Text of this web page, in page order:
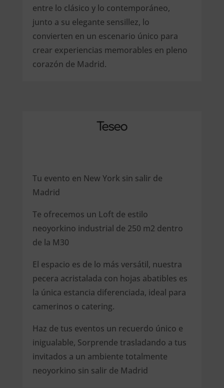
entre lo clásico y lo contemporáneo,
junto a su elegante sensillez, lo
convierten en un escenario único para
crear experiencias memorables en pleno
corazón de Madrid.
Teseo
Tu evento en New York sin salir de
Madrid
Te ofrecemos un Loft de estilo
neoyorkino industrial de 250 m2 dentro
de la M30
El espacio es de lo más versátil, nuestra
pecera acristalada con hojas abatibles es
la única estancia diferenciada, ideal para
camerinos o catering.
Haz de tus eventos un recuerdo único e
inigualable, Sorprende trasladando a tus
invitados a un ambiente totalmente
neoyorkino sin salir de Madrid